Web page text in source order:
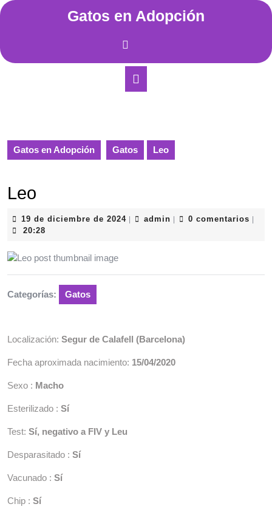
Saltar
Gatos en Adopción
Gatos en Adopción Gatos Leo
Leo
19 de diciembre de 202419
admin admin0 comentarios
20:28
Categorías: Gatos
Localización: Segur de Calafell (Barcelona)
Fecha aproximada nacimiento: 15/04/2020
Sexo : Macho
Esterilizado : Sí
Test: Sí, negativo a FIV y Leu
Desparasitado : Sí
Vacunado : Sí
Chip : Sí